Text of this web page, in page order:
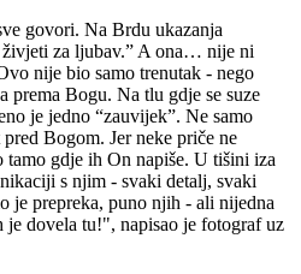
govori. Na Brdu ukazanja
za ljubav.” A ona… nije ni
nije bio samo trenutak - nego
prema Bogu. Na tlu gdje se suze
je jedno “zauvijek”. Ne samo
Bogom. Jer neke priče ne
gdje ih On napiše. U tišini iza
s njim - svaki detalj, svaki
prepreka, puno njih - ali nijedna
dovela tu!", napisao je fotograf uz